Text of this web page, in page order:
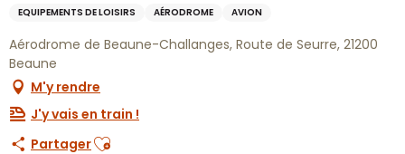
EQUIPEMENTS DE LOISIRS AÉRODROME AVION
Aérodrome de Beaune-Challanges, Route de Seurre, 21200
Beaune
M'y rendre
J'y vais en train !
PartagerAjouter aux favoris